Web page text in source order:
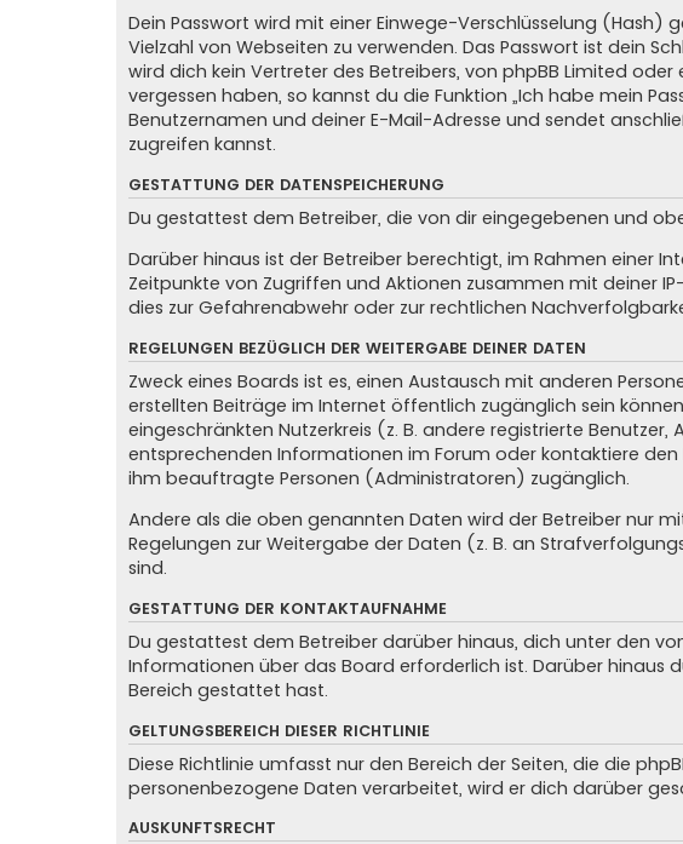
Dein Passwort wird mit einer Einwege-Verschlüsselung
Vielzahl von Webseiten zu verwenden. Das Passwort ist dein
wird dich kein Vertreter des Betreibers, von phpBB Limited
vergessen haben, so kannst du die Funktion „Ich habe mein
Benutzernamen und deiner E-Mail-Adresse und sendet
zugreifen kannst.
GESTATTUNG DER DATENSPEICHERUNG
Du gestattest dem Betreiber, die von dir eingegebenen und
Darüber hinaus ist der Betreiber berechtigt, im Rahmen einer
Zeitpunkte von Zugriffen und Aktionen zusammen mit deiner
dies zur Gefahrenabwehr oder zur rechtlichen
REGELUNGEN BEZÜGLICH DER WEITERGABE DEINER DATEN
Zweck eines Boards ist es, einen Austausch mit anderen
erstellten Beiträge im Internet öffentlich zugänglich sein
eingeschränkten Nutzerkreis (z. B. andere registrierte
entsprechenden Informationen im Forum oder kontaktiere
ihm beauftragte Personen (Administratoren) zugänglich.
Andere als die oben genannten Daten wird der Betreiber nur
Regelungen zur Weitergabe der Daten (z. B. an
sind.
GESTATTUNG DER KONTAKTAUFNAHME
Du gestattest dem Betreiber darüber hinaus, dich unter den
Informationen über das Board erforderlich ist. Darüber hinaus
Bereich gestattet hast.
GELTUNGSBEREICH DIESER RICHTLINIE
Diese Richtlinie umfasst nur den Bereich der Seiten, die die
personenbezogene Daten verarbeitet, wird er dich darüber
AUSKUNFTSRECHT